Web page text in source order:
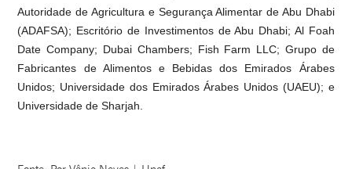
Autoridade de Agricultura e Segurança Alimentar de Abu Dhabi
(ADAFSA); Escritório de Investimentos de Abu Dhabi; Al Foah
Date Company; Dubai Chambers; Fish Farm LLC; Grupo de
Fabricantes de Alimentos e Bebidas dos Emirados Árabes
Unidos; Universidade dos Emirados Árabes Unidos (UAEU); e
Universidade de Sharjah.